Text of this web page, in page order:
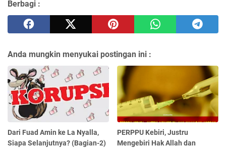
Berbagi :
Anda mungkin menyukai postingan ini :
Dari Fuad Amin ke La Nyalla,
Siapa Selanjutnya? (Bagian-2)
PERPPU Kebiri, Justru
Mengebiri Hak Allah dan